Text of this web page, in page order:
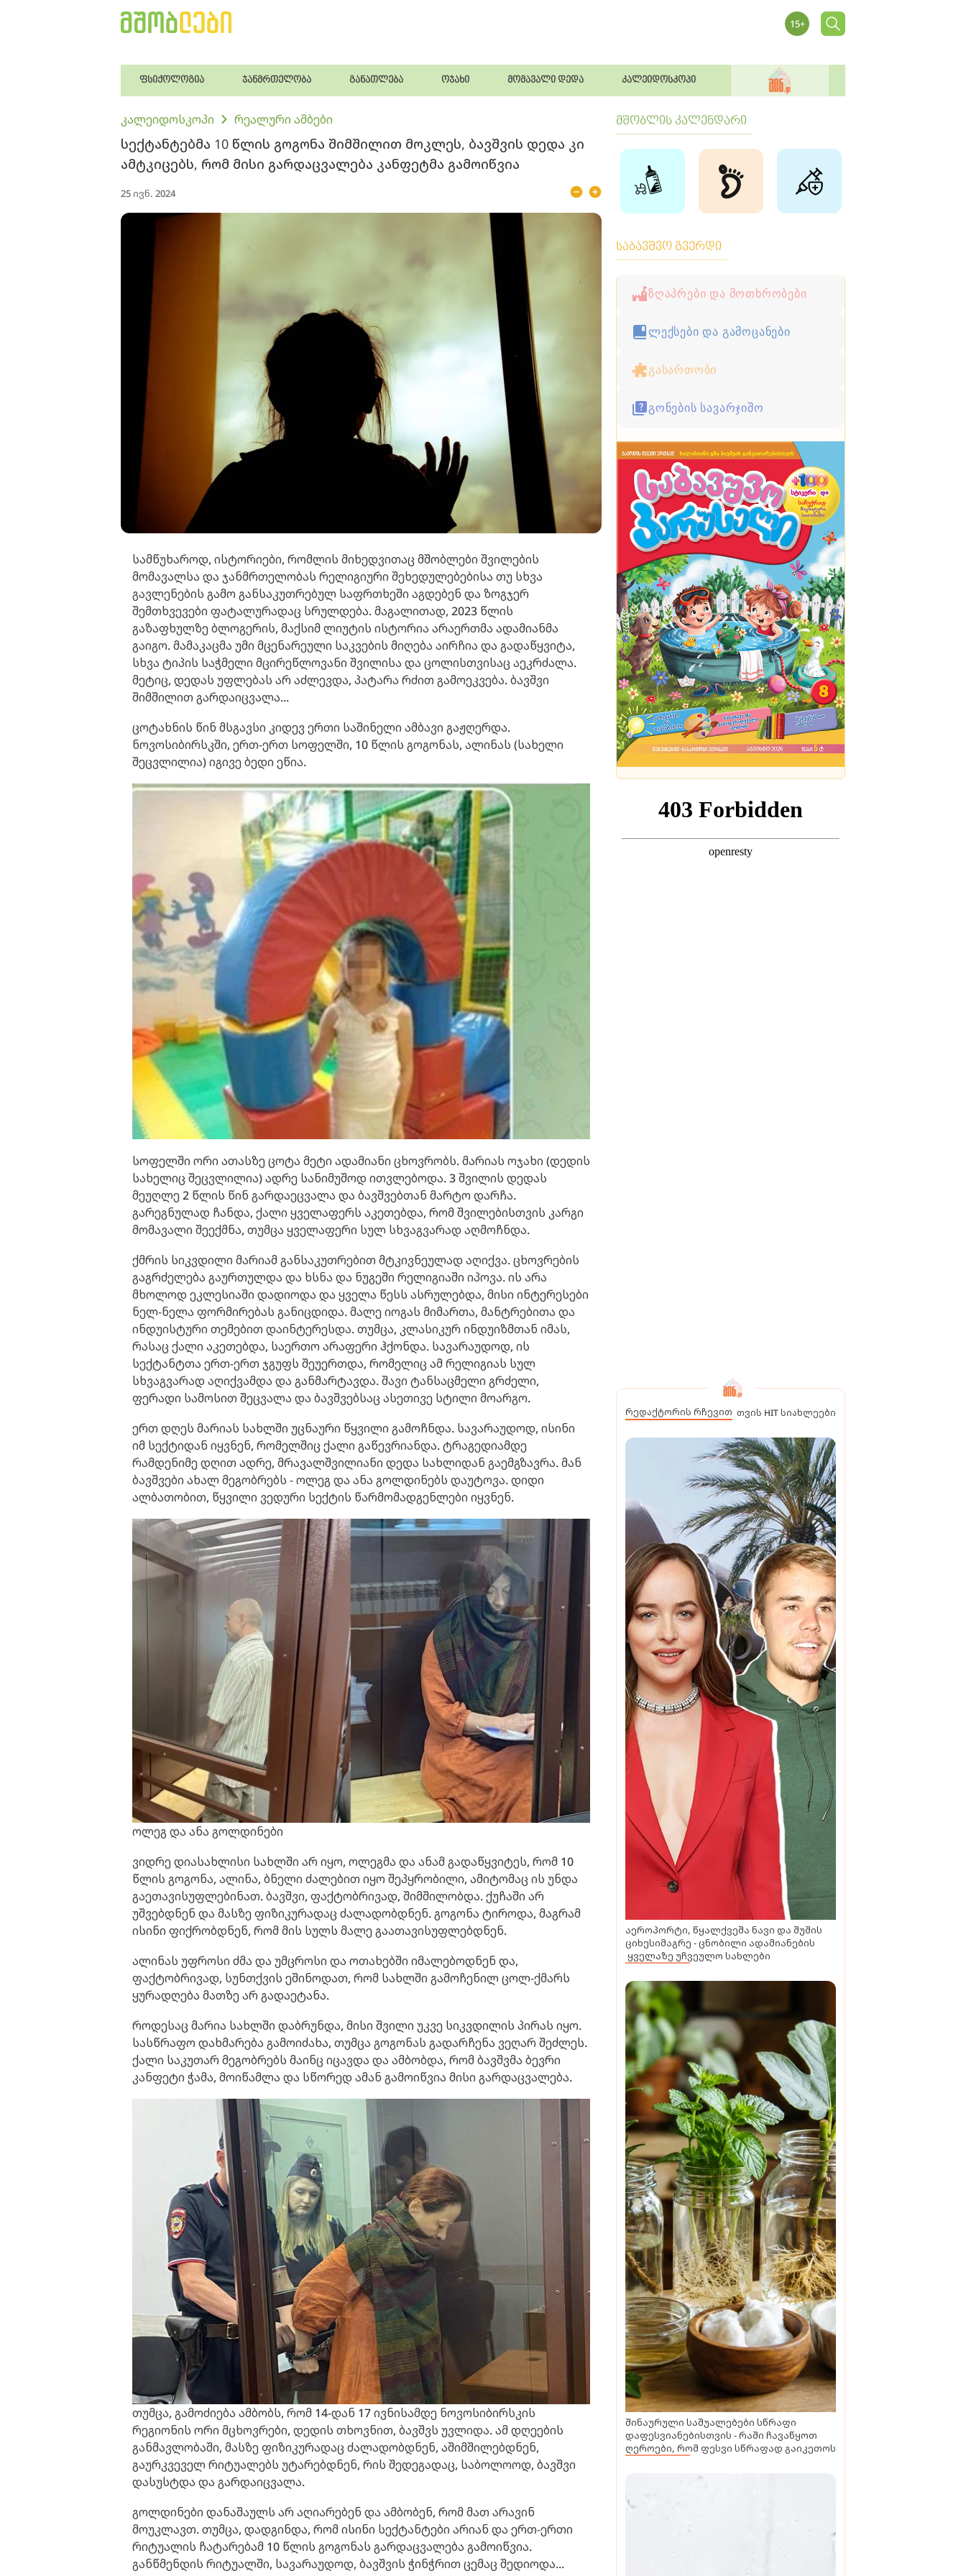
ფსიქოლოგია ჯანმრთელობა განათლება ოჯახი მომავალი დედა კალეიდოსკოპი
კალეიდოსკოპი რეალური ამბები
სექტანტებმა 10 წლის გოგონა შიმშილით მოკლეს, ბავშვის დედა კი
ამტკიცებს, რომ მისი გარდაცვალება კანფეტმა გამოიწვია
25 ივნ. 2024
სამწუხაროდ, ისტორიები, რომლის მიხედვითაც მშობლები შვილების
მომავალსა და ჯანმრთელობას რელიგიური შეხედულებებისა თუ სხვა
გავლენების გამო განსაკუთრებულ საფრთხეში აგდებენ და ზოგჯერ
შემთხვევები ფატალურადაც სრულდება. მაგალითად, 2023 წლის
გაზაფხულზე ბლოგერის, მაქსიმ ლიუტის ისტორია არაერთმა ადამიანმა
გაიგო. მამაკაცმა უმი მცენარეული საკვების მიღება აირჩია და გადაწყვიტა,
სხვა ტიპის საჭმელი მცირეწლოვანი შვილისა და ცოლისთვისაც აეკრძალა.
მეტიც, დედას უფლებას არ აძლევდა, პატარა რძით გამოეკვება. ბავშვი
შიმშილით გარდაიცვალა...
ცოტახნის წინ მსგავსი კიდევ ერთი საშინელი ამბავი გაჟღერდა.
ნოვოსიბირსკში, ერთ-ერთ სოფელში, 10 წლის გოგონას, ალინას (სახელი
შეცვლილია) იგივე ბედი ეწია.
სოფელში ორი ათასზე ცოტა მეტი ადამიანი ცხოვრობს. მარიას ოჯახი (დედის
სახელიც შეცვლილია) ადრე სანიმუშოდ ითვლებოდა. 3 შვილის დედას
მეუღლე 2 წლის წინ გარდაეცვალა და ბავშვებთან მარტო დარჩა.
გარეგნულად ჩანდა, ქალი ყველაფერს აკეთებდა, რომ შვილებისთვის კარგი
მომავალი შეექმნა, თუმცა ყველაფერი სულ სხვაგვარად აღმოჩნდა.
ქმრის სიკვდილი მარიამ განსაკუთრებით მტკივნეულად აღიქვა. ცხოვრების
გაგრძელება გაურთულდა და ხსნა და ნუგეში რელიგიაში იპოვა. ის არა
მხოლოდ ეკლესიაში დადიოდა და ყველა წესს ასრულებდა, მისი ინტერესები
ნელ-ნელა ფორმირებას განიცდიდა. მალე იოგას მიმართა, მანტრებითა და
ინდუისტური თემებით დაინტერესდა. თუმცა, კლასიკურ ინდუიზმთან იმას,
რასაც ქალი აკეთებდა, საერთო არაფერი ჰქონდა. სავარაუდოდ, ის
სექტანტთა ერთ-ერთ ჯგუფს შეუერთდა, რომელიც ამ რელიგიას სულ
სხვაგვარად აღიქვამდა და განმარტავდა. შავი ტანსაცმელი გრძელი,
ფერადი სამოსით შეცვალა და ბავშვებსაც ასეთივე სტილი მოარგო.
ერთ დღეს მარიას სახლში უცნაური წყვილი გამოჩნდა. სავარაუდოდ, ისინი
იმ სექტიდან იყვნენ, რომელშიც ქალი გაწევრიანდა. ტრაგედიამდე
რამდენიმე დღით ადრე, მრავალშვილიანი დედა სახლიდან გაემგზავრა. მან
ბავშვები ახალ მეგობრებს - ოლეგ და ანა გოლდინებს დაუტოვა. დიდი
ალბათობით, წყვილი ვედური სექტის წარმომადგენლები იყვნენ.
ოლეგ და ანა გოლდინები
ვიდრე დიასახლისი სახლში არ იყო, ოლეგმა და ანამ გადაწყვიტეს, რომ 10
წლის გოგონა, ალინა, ბნელი ძალებით იყო შეპყრობილი, ამიტომაც ის უნდა
გაეთავისუფლებინათ. ბავშვი, ფაქტობრივად, შიმშილობდა. ქუჩაში არ
უშვებდნენ და მასზე ფიზიკურადაც ძალადობდნენ. გოგონა ტიროდა, მაგრამ
ისინი ფიქრობდნენ, რომ მის სულს მალე გაათავისუფლებდნენ.
ალინას უფროსი ძმა და უმცროსი და ოთახებში იმალებოდნენ და,
ფაქტობრივად, სუნთქვის ეშინოდათ, რომ სახლში გამოჩენილ ცოლ-ქმარს
ყურადღება მათზე არ გადაეტანა.
როდესაც მარია სახლში დაბრუნდა, მისი შვილი უკვე სიკვდილის პირას იყო.
სასწრაფო დახმარება გამოიძახა, თუმცა გოგონას გადარჩენა ვეღარ შეძლეს.
ქალი საკუთარ მეგობრებს მაინც იცავდა და ამბობდა, რომ ბავშვმა ბევრი
კანფეტი ჭამა, მოიწამლა და სწორედ ამან გამოიწვია მისი გარდაცვალება.
თუმცა, გამოძიება ამბობს, რომ 14-დან 17 ივნისამდე ნოვოსიბირსკის
რეგიონის ორი მცხოვრები, დედის თხოვნით, ბავშვს უვლიდა. ამ დღეების
განმავლობაში, მასზე ფიზიკურადაც ძალადობდნენ, აშიმშილებდნენ,
გაურკვეველ რიტუალებს უტარებდნენ, რის შედეგადაც, საბოლოოდ, ბავშვი
დასუსტდა და გარდაიცვალა.
გოლდინები დანაშაულს არ აღიარებენ და ამბობენ, რომ მათ არავინ
მოუკლავთ. თუმცა, დადგინდა, რომ ისინი სექტანტები არიან და ერთ-ერთი
რიტუალის ჩატარებამ 10 წლის გოგონას გარდაცვალება გამოიწვია.
განწმენდის რიტუალში, სავარაუდოდ, ბავშვის ჭინჭრით ცემაც შედიოდა...
მშობლის კალენდარი
საბავშვო გვერდი
ზღაპრები და მოთხრობები
ლექსები და გამოცანები
გასართობი
გონების სავარჯიშო
რედაქტორის რჩევით თვის HIT სიახლეები
აეროპორტი, წყალქვეშა ნავი და შუშის
ციხესიმაგრე - ცნობილი ადამიანების
ყველაზე უჩვეულო სახლები
შინაურული საშუალებები სწრაფი
დაფესვიანებისთვის - რაში ჩავაწყოთ
ღეროები, რომ ფესვი სწრაფად გაიკეთოს